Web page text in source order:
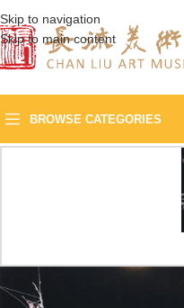
Skip to navigation
Skip to main content
BROWSE CATEGORIES